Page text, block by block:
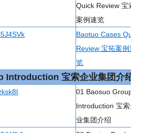
Quick Review 宝索
案例速览
Baotuo Cases Quick
Review 宝拓案例速
览
Introduction 宝索企业集团介绍
01 Baosuo Group
Introduction 宝索企
业集团介绍